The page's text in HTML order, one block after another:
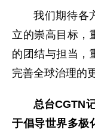
我们期待各
立的崇高目标，
的团结与担当，
完善全球治理的
总台CGTN
于倡导世界多极